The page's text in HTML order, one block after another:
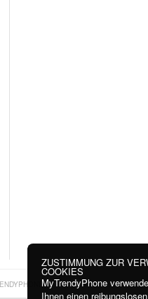
ZUSTIMMUNG ZUR
COOKIES
MyTrendyPhone
Ihnen einen